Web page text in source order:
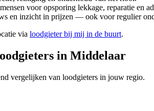
voor opsporing lekkage, reparatie en
en inzicht in prijzen — ook voor regulier
via loodgieter bij mij in de buurt.
in Middelaar
vergelijken van loodgieters in jouw regio.